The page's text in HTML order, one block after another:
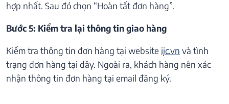
hợp nhất. Sau đó chọn “Hoàn tất đơn hàng”.
Bước 5: Kiểm tra lại thông tin giao hàng
Kiểm tra thông tin đơn hàng tại website ijc.vn và tình
trạng đơn hàng tại đây. Ngoài ra, khách hàng nên xác
nhận thông tin đơn hàng tại email đăng ký.